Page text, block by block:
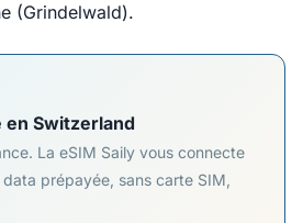
(Grindelwald).
en Switzerland
La eSIM Saily vous connecte
prépayée, sans carte SIM,